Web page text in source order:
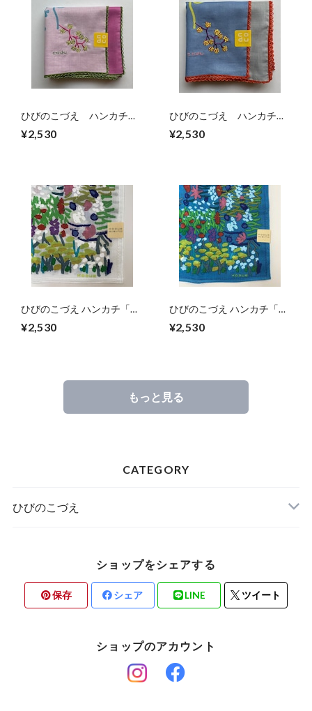
ひびのこづえ ハンカチ
「HAPPY」（ホワイト）
¥2,530
ひびのこづえ ハンカチ
「HAPPY」（サックス）
¥2,530
ひびのこづえ ハンカチ「
¥2,530
ひびのこづえ ハンカチ「
¥2,530
もっと見る
CATEGORY
ひびのこづえ
ショップをシェアする
保存 シェア LINE ツイート
ショップのアカウント